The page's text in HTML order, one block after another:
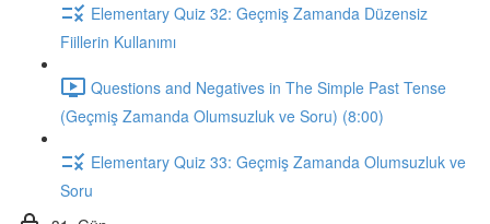
Elementary Quiz 32: Geçmiş Zamanda Düzensiz
Fiillerin Kullanımı
Questions and Negatives in The Simple Past Tense
(Geçmiş Zamanda Olumsuzluk ve Soru) (8:00)
Elementary Quiz 33: Geçmiş Zamanda Olumsuzluk ve
Soru